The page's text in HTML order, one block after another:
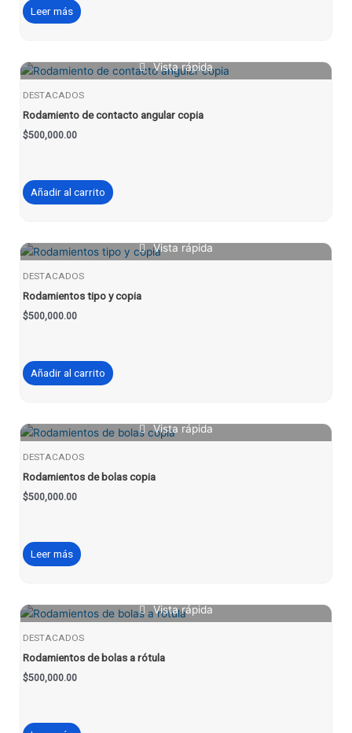
Leer más
Vista rápida
DESTACADOS
Rodamiento de contacto angular copia
$500,000.00
Añadir al carrito
Vista rápida
DESTACADOS
Rodamientos tipo y copia
$500,000.00
Añadir al carrito
Vista rápida
DESTACADOS
Rodamientos de bolas copia
$500,000.00
Leer más
Vista rápida
DESTACADOS
Rodamientos de bolas a rótula
$500,000.00